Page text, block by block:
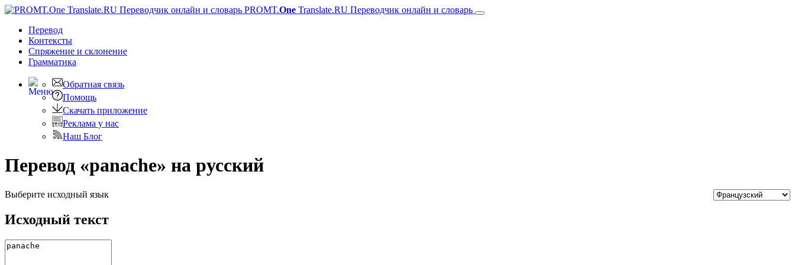
PROMT.One Translate.RU Переводчик онлайн и словарь
Перевод
Контексты
Спряжение и склонение
Грамматика
Обратная связь
Помощь
Скачать приложение
Реклама у нас
Наш Блог
Перевод «panache» на русский
Выберите исходный язык
Исходный текст